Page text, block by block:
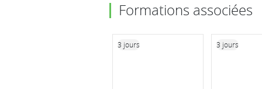
Formations associées
3 jours 3 jours